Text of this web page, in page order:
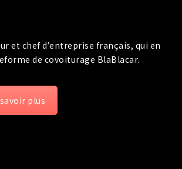
et chef d’entreprise français, qui en
de covoiturage BlaBlacar.
plus